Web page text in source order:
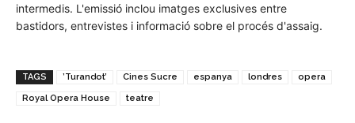
intermedis. L'emissió inclou imatges exclusives entre
bastidors, entrevistes i informació sobre el procés d'assaig.
TAGS ’Turandot’ Cines Sucre espanya londres opera
Royal Opera House teatre